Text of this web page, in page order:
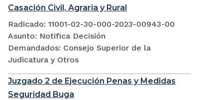
Casación Civil, Agraria y Rural
Radicado: 11001-02-30-000-2023-00943-00
Asunto: Notifica Decisión
Demandados: Consejo Superior de la
Judicatura y Otros
Juzgado 2 de Ejecución Penas y Medidas
Seguridad Buga